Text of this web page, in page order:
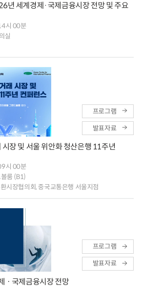
년 세계경제·국제금융시장 전망 및 주요
시 00분
실
장 및 서울 위안화 청산은행 11주년
시 00분
룸 (B1)
시장협의회, 중국교통은행 서울지점
프로그램
발표자료
ㆍ국제금융시장 전망
프로그램
발표자료